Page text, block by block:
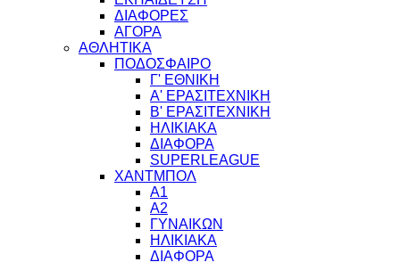
ΔΙΑΦΟΡΕΣ
ΑΓΟΡΑ
ΑΘΛΗΤΙΚΑ
ΠΟΔΟΣΦΑΙΡΟ
Γ' ΕΘΝΙΚΗ
Α' ΕΡΑΣΙΤΕΧΝΙΚΗ
Β' ΕΡΑΣΙΤΕΧΝΙΚΗ
ΗΛΙΚΙΑΚΑ
ΔΙΑΦΟΡΑ
SUPERLEAGUE
ΧΑΝΤΜΠΟΛ
Α1
Α2
ΓΥΝΑΙΚΩΝ
ΗΛΙΚΙΑΚΑ
ΔΙΑΦΟΡΑ